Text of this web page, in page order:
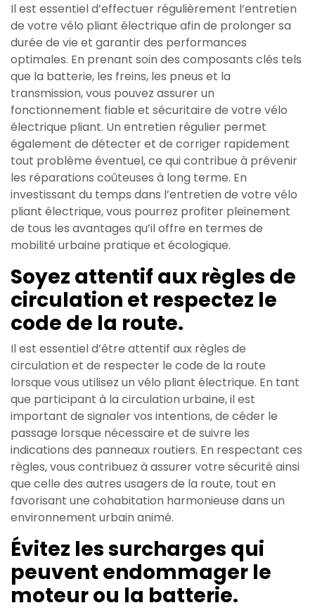
Il est essentiel d’effectuer régulièrement l’entretien
de votre vélo pliant électrique afin de prolonger sa
durée de vie et garantir des performances
optimales. En prenant soin des composants clés tels
que la batterie, les freins, les pneus et la
transmission, vous pouvez assurer un
fonctionnement fiable et sécuritaire de votre vélo
électrique pliant. Un entretien régulier permet
également de détecter et de corriger rapidement
tout problème éventuel, ce qui contribue à prévenir
les réparations coûteuses à long terme. En
investissant du temps dans l’entretien de votre vélo
pliant électrique, vous pourrez profiter pleinement
de tous les avantages qu’il offre en termes de
mobilité urbaine pratique et écologique.
Soyez attentif aux règles de
circulation et respectez le
code de la route.
Il est essentiel d’être attentif aux règles de
circulation et de respecter le code de la route
lorsque vous utilisez un vélo pliant électrique. En tant
que participant à la circulation urbaine, il est
important de signaler vos intentions, de céder le
passage lorsque nécessaire et de suivre les
indications des panneaux routiers. En respectant ces
règles, vous contribuez à assurer votre sécurité ainsi
que celle des autres usagers de la route, tout en
favorisant une cohabitation harmonieuse dans un
environnement urbain animé.
Évitez les surcharges qui
peuvent endommager le
moteur ou la batterie.